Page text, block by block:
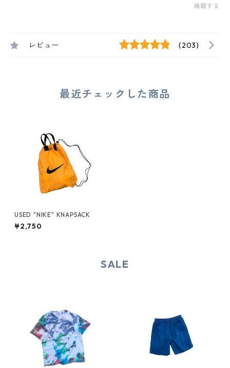
通報する
レビュー (203)
最近チェックした商品
USED "NIKE" KNAPSACK
¥2,750
SALE